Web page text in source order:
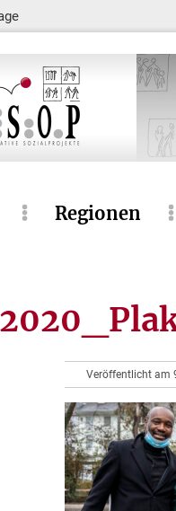
Regionen
Veröffentlicht am